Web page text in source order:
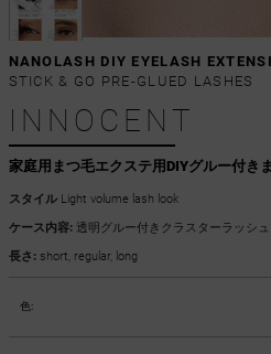
家庭用まつ毛エクステ用DIYグルー付き
NANOLASH DIY EYELASH
STICK & GO PRE-GLUED LASHES
INNOCENT
スタイルLight volume lash look
ケース内容:透明グルー付きクラスターラッシ
長さ:short, regular, long
色: